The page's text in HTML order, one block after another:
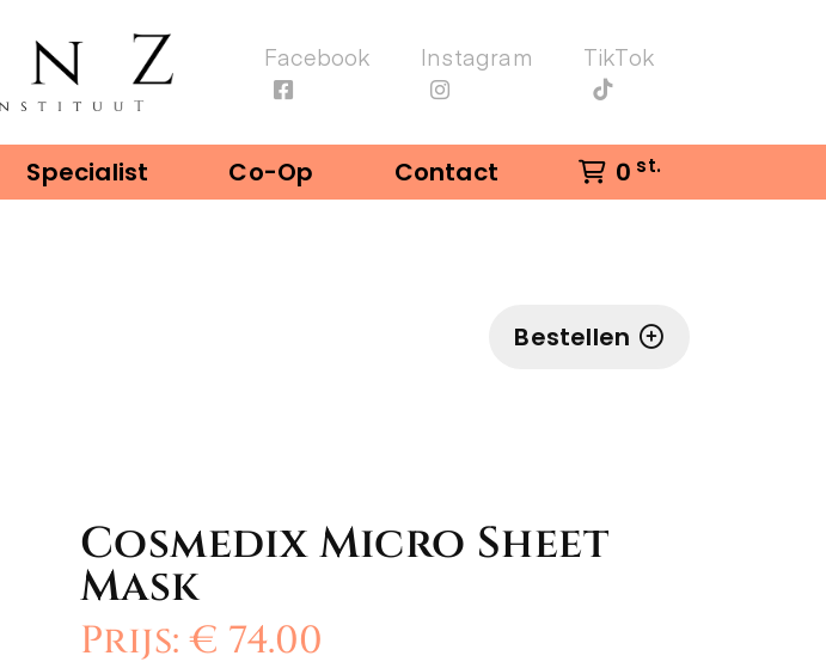
Facebook Instagram TikTok
Specialist Co-Op Contact 0 st.
Bestellen
Cosmedix Micro Sheet
Mask
Prijs: € 74.00